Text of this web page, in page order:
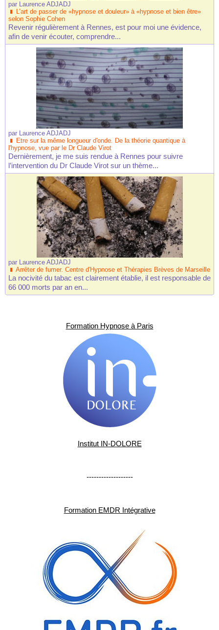
par Laurence ADJADJ
L’art de passer de «hypnose et douleur» à «hypnose et bien être»
selon Sophie Cohen
Revenir régulièrement à Rennes, est pour moi une évidence,
afin de venir écouter, comprendre...
par Laurence ADJADJ
Etre sur la même longueur d'onde. De la théorie quantique à
l'hypnose, vue par le Dr Claude Virot
Dernièrement, je me suis rendue à Rennes pour suivre
l’intervention du Dr Claude Virot sur un thème...
par Laurence ADJADJ
Arrêter de fumer. Centre d'Hypnose et Thérapies Brèves de Marseille
La nocivité du tabac est clairement établie, il est responsable de
66 000 morts par an en...
Formation Hypnose à Paris
Institut IN-DOLORE
-------------------
Formation EMDR Intégrative